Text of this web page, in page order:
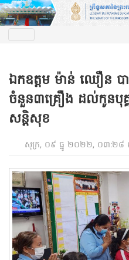
ឯកឧត្តម ម៉ាន់ ឈឿន ប
ចំនួន៣គ្រឿង ដល់កូនបុគ្
សន្តិសុខ
សុក្រ, ០៩ ធ្នូ ២០២២, ០៣:២៨ ល្